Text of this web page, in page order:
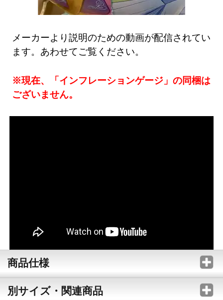
メーカーより説明のための動画が配信されてい
ます。あわせてご覧ください。
※現在、「インフレーションゲージ」の同梱は
ございません。
商品仕様
別サイズ・関連商品